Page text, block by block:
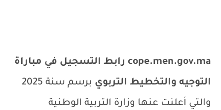
cope.men.gov.ma رابط التسجيل في مباراة
التوجيه والتخطيط التربوي برسم سنة 2025
والتي أعلنت عنها وزارة التربية الوطنية